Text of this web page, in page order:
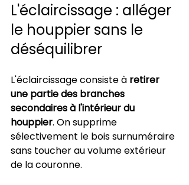
L'éclaircissage : alléger
le houppier sans le
déséquilibrer
L'éclaircissage consiste à retirer
une partie des branches
secondaires à l'intérieur du
houppier. On supprime
sélectivement le bois surnuméraire
sans toucher au volume extérieur
de la couronne.